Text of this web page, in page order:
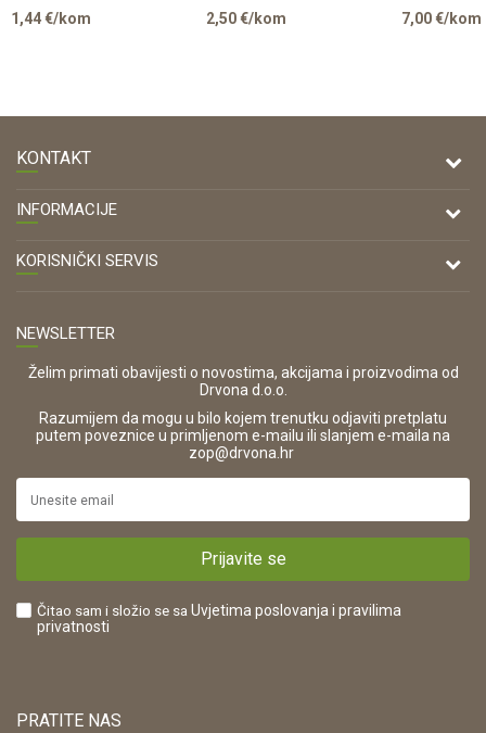
1,44€/kom
2,50€/kom
7,00€/kom
KONTAKT
DRVONA D.O.O.
Antuna Mihanovića 7,
47000 Karlovac
OIB:
42821181683
16280
https://www.drvona.hr/
POREZNI BROJ:
INFORMACIJE
O nama
KORISNIČKI SERVIS
Zaštita privatnosti i osobnih podataka
Korištenje kolačića
Pravo na odustajanje i jednostrani raskid ugovora
Reklamacije
Plaćanje karticama
Što dobivam registracijom?
NEWSLETTER
Želim primati obavijesti o novostima, akcijama i proizvodima od
Drvona d.o.o.
Razumijem da mogu u bilo kojem trenutku odjaviti pretplatu
putem poveznice u primljenom e-mailu ili slanjem e-maila na
zop@drvona.hr
Prijavite se
Čitao sam i složio se sa Uvjetima poslovanja i pravilima
privatnosti
PRATITE NAS